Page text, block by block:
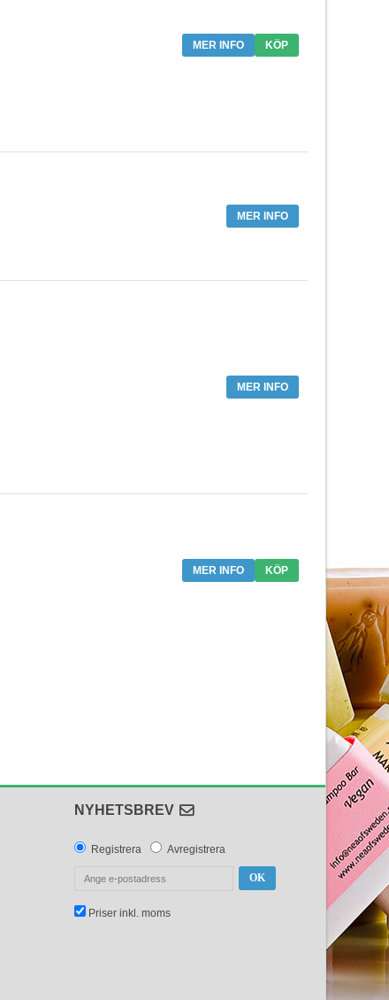
KÖP
MER INFO
MER INFO
MER INFO
KÖP
MER INFO
NYHETSBREV
Registrera Avregistrera
OK
Priser inkl. moms